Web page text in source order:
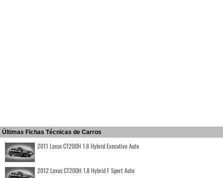
Últimas Fichas Técnicas de Carros
2011 Lexus CT200H 1.8 Hybrid Executive Auto
2012 Lexus CT200H 1.8 Hybrid F Sport Auto